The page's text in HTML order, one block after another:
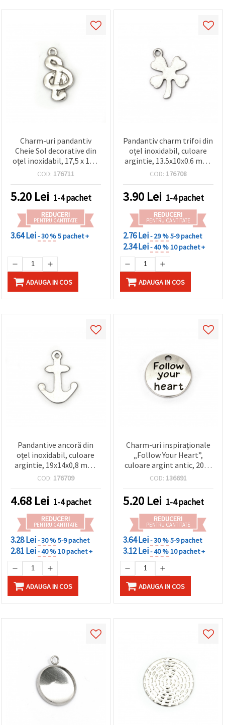
Charm-uri pandantiv
Cheie Sol decorative din
oțel inoxidabil, 17,5 x 10 x
2,5 mm, culoare argintie –
muzicale, DIY și proiecte
handmade
COD: 176711
5.20 Lei 1-4 pachet
REDUCERI
PENTRU CANTITATE
3.64 Lei- 30 %5 pachet +
ADAUGA IN COS
Pandantiv charm trifoi din
oțel inoxidabil, culoare
argintie, 13.5x10x0.6 mm,
orificiu: 1 mm – 10 bucăți
COD: 176708
3.90 Lei 1-4 pachet
REDUCERI
PENTRU CANTITATE
2.76 Lei- 29 %5-9 pachet
2.34 Lei- 40 %10 pachet +
ADAUGA IN COS
Pandantive ancoră din
oțel inoxidabil, culoare
argintie, 19x14x0,8 mm,
gaură 1 mm - 10 bucăți
COD: 176709
4.68 Lei 1-4 pachet
REDUCERI
PENTRU CANTITATE
3.28 Lei- 30 %5-9 pachet
2.81 Lei- 40 %10 pachet +
ADAUGA IN COS
Charm-uri inspiraționale
„Follow Your Heart”,
culoare argint antic, 20x2
mm – pachet de 10 bucăți,
și cadouri DIY
COD: 136691
5.20 Lei 1-4 pachet
REDUCERI
PENTRU CANTITATE
3.64 Lei- 30 %5-9 pachet
3.12 Lei- 40 %10 pachet +
ADAUGA IN COS